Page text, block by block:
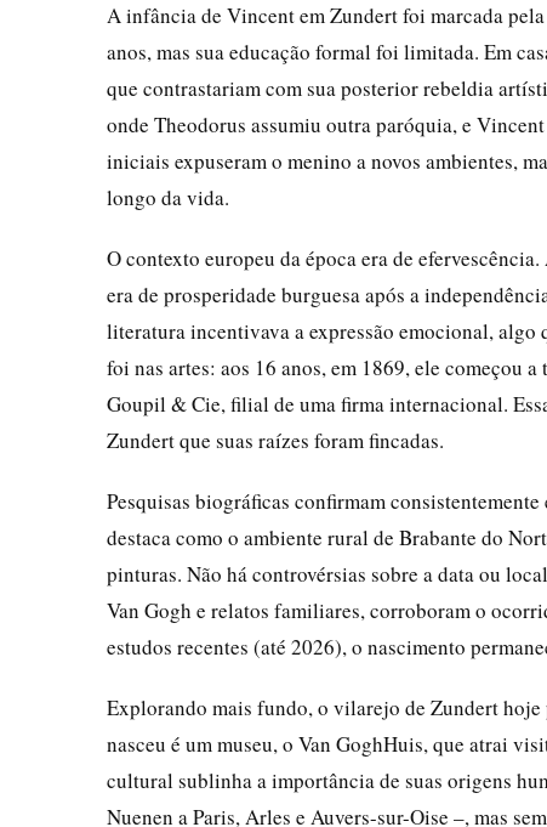
A infância de Vincent em Zundert foi marcada
anos, mas sua educação formal foi limitada. Em
que contrastariam com sua posterior rebeldia
onde Theodorus assumiu outra paróquia, e
iniciais expuseram o menino a novos ambientes,
longo da vida.
O contexto europeu da época era de
era de prosperidade burguesa após a
literatura incentivava a expressão emocional,
foi nas artes: aos 16 anos, em 1869, ele começou
Goupil & Cie, filial de uma firma internacional.
Zundert que suas raízes foram fincadas.
Pesquisas biográficas confirmam consistentemente
destaca como o ambiente rural de Brabante do
pinturas. Não há controvérsias sobre a data ou
Van Gogh e relatos familiares, corroboram o
estudos recentes (até 2026), o nascimento
Explorando mais fundo, o vilarejo de Zundert
nasceu é um museu, o Van GoghHuis, que atrai
cultural sublinha a importância de suas origens
Nuenen a Paris, Arles e Auvers-sur-Oise –, mas